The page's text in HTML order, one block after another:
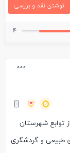
نوشتن نقد و بررسی
4
توابع شهرستان
طبیعی و گردشگری